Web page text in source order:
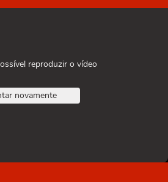
reproduzir o vídeo
novamente